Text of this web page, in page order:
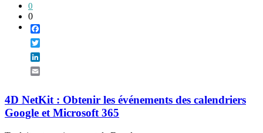
0
0
4D NetKit : Obtenir les événements des calendriers
Google et Microsoft 365